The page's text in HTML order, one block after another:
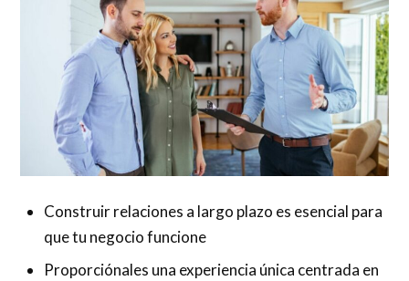
Construir relaciones a largo plazo es esencial para
que tu negocio funcione
Proporciónales una experiencia única centrada en